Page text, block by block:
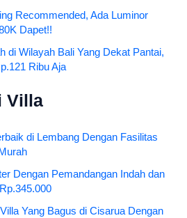
Recommended, Ada Luminor
Dapet!!
di Wilayah Bali Yang Dekat Pantai,
Ribu Aja
Villa
di Lembang Dengan Fasilitas
Dengan Pemandangan Indah dan
Yang Bagus di Cisarua Dengan